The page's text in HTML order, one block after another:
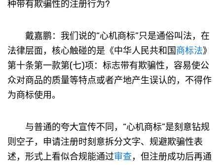
种带有欺骗性的注册行为?
戴嘉鹏：我们说的“心机商标”只是通俗叫法，在
法律层面，核心触碰的是《中华人民共和国商标法》
第十条第一款第(七)项：标志带有欺骗性，容易使公
众对商品的质量等特点或者产地产生误认的，不得作
为商标使用。
与普通的夸大宣传不同，“心机商标”是刻意钻规
则空子，申请注册时刻意拆分文字、规避欺骗性表
述，形式上看似合规能通过审查，但注册成功后再通